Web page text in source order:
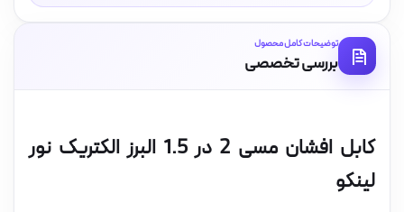
توضیحات کامل محصول
بررسی تخصصی
کابل افشان مسی 2 در 1.5 البرز الکتریک نور
لینکو